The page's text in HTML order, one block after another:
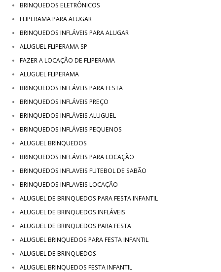
BRINQUEDOS ELETRÔNICOS
FLIPERAMA PARA ALUGAR
BRINQUEDOS INFLÁVEIS PARA ALUGAR
ALUGUEL FLIPERAMA SP
FAZER A LOCAÇÃO DE FLIPERAMA
ALUGUEL FLIPERAMA
BRINQUEDOS INFLÁVEIS PARA FESTA
BRINQUEDOS INFLÁVEIS PREÇO
BRINQUEDOS INFLÁVEIS ALUGUEL
BRINQUEDOS INFLÁVEIS PEQUENOS
ALUGUEL BRINQUEDOS
BRINQUEDOS INFLÁVEIS PARA LOCAÇÃO
BRINQUEDOS INFLAVEIS FUTEBOL DE SABÃO
BRINQUEDOS INFLAVEIS LOCAÇÃO
ALUGUEL DE BRINQUEDOS PARA FESTA INFANTIL
ALUGUEL DE BRINQUEDOS INFLÁVEIS
ALUGUEL DE BRINQUEDOS PARA FESTA
ALUGUEL BRINQUEDOS PARA FESTA INFANTIL
ALUGUEL DE BRINQUEDOS
ALUGUEL BRINQUEDOS FESTA INFANTIL